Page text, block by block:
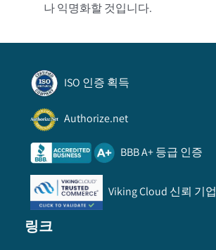
나 익명화할 것입니다.
ISO 인증 획득
Authorize.net
BBB A+ 등급 인증
Viking Cloud 신뢰 기업
링크